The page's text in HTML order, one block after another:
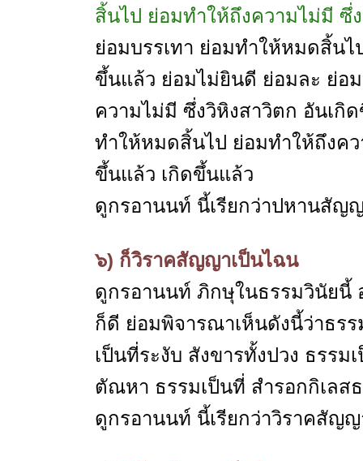
สิ้นไป ย่อมทำให้ถึงความไม่มี ซึ่
ย่อมบรรเทา ย่อมทำให้หมดสิ้น
ขึ้นแล้ว ย่อมไม่ยินดี ย่อมละ ย่อ
ความไม่มี ซึ่งวิหิงสาวิตก อันเกิ
ทำให้หมดสิ้นไป ย่อมทำให้ถึงค
ขึ้นแล้ว เกิดขึ้นแล้ว
ดูกรอานนท์ นี้เรียกว่าปหานสัญ
๖) ก็วิราคสัญญาเป็นไฉน
ดูกรอานนท์ ภิกษุในธรรมวินัยนี้
ก็ดี ย่อมพิจารณาเห็นดังนี้ว่าธร
เป็นที่ระงับ สังขารทั้งปวง ธรร
ตัณหา ธรรมเป็นที่ สำรอกกิเลส
ดูกรอานนท์ นี้เรียกว่าวิราคสัญ